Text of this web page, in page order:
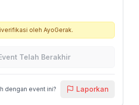
oleh AyoGerak.
Telah Berakhir
dengan event ini? Laporkan